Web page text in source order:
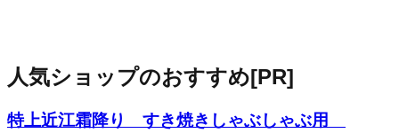
人気ショップのおすすめ[PR]
特上近江霜降り すき焼きしゃぶしゃぶ用